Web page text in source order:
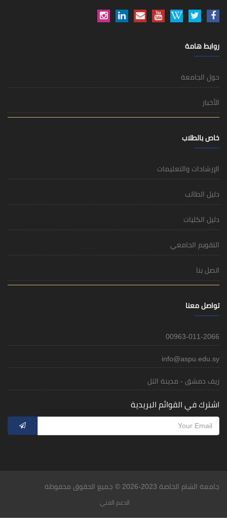
روابط هامة
حول الجامعة
الأخبار
خاص بالطلاب
الإرشادات والتعليمات
دليل الطالب
دليل الكليات
التقويم الجامعي
اتصل بنا
تواصل معنا
00963-011-2066
info@aspu.edu.sy
ريف دمشق - مدينة التل
اشترك في القوائم البريدية
جامعة الشام الخاصة 2023-2026 © جميع الحقوق محفوظة
الدعم الفني